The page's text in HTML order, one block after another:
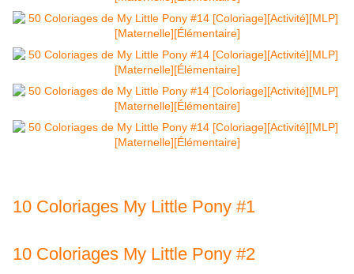
10 Coloriages My Little Pony #1
10 Coloriages My Little Pony #2